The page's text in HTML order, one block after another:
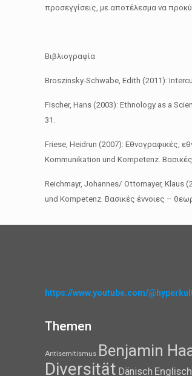
προσεγγίσεις, με αποτέλεσμα να
Βιβλιογραφία
Broszinsky-Schwabe, Edith (2011):
Fischer, Hans (2003): Ethnology as a
31.
Friese, Heidrun (2007): Εθνογραφικές,
Kommunikation und Kompetenz.
Reichmayr, Johannes/ Ottomayer, Klaus
und Kompetenz. Βασικές έννοιες –
https://www.youtube.com/
Themen
Antisemitismus Benjamin
Diversität Dänisch Englisch